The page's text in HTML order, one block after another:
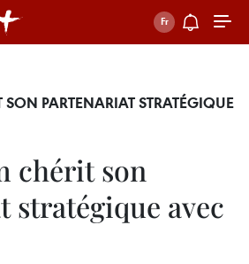
PARTENARIAT STRATÉGIQUE
chérit son
stratégique avec